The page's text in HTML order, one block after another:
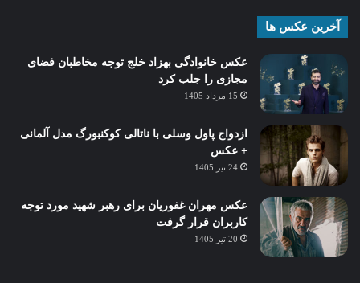
آخرین عکس ها
عکس خانوادگی بهزاد خلج توجه مخاطبان فضای
مجازی را جلب کرد
15 مرداد 1405
ازدواج پاول وسلی با ناتالی کوکنبورگ مدل آلمانی
+ عکس
24 تیر 1405
عکس مهران غفوریان برای رهبر شهید مورد توجه
کاربران قرار گرفت
20 تیر 1405